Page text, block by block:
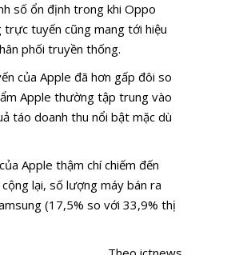
số ổn định trong khi Oppo
trực tuyến cũng mang tới hiệu
phối truyền thống.
của Apple đã hơn gấp đôi so
Apple thường tập trung vào
táo doanh thu nổi bật mặc dù
Apple thậm chí chiếm đến
lại, số lượng máy bán ra
(17,5% so với 33,9% thị